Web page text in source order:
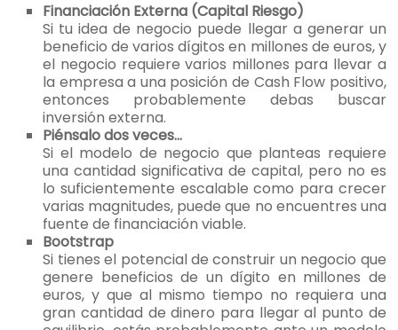
Financiación Externa (Capital Riesgo)
Si tu idea de negocio puede llegar a generar un
beneficio de varios dígitos en millones de euros, y
el negocio requiere varios millones para llevar a
la empresa a una posición de Cash Flow positivo,
entonces probablemente debas buscar
inversión externa.
Piénsalo dos veces…
Si el modelo de negocio que planteas requiere
una cantidad significativa de capital, pero no es
lo suficientemente escalable como para crecer
varias magnitudes, puede que no encuentres una
fuente de financiación viable.
Bootstrap
Si tienes el potencial de construir un negocio que
genere beneficios de un dígito en millones de
euros, y que al mismo tiempo no requiera una
gran cantidad de dinero para llegar al punto de